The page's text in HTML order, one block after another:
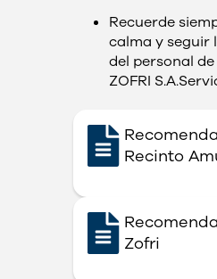
Recuerde
calma y seguir
del personal
ZOFRI
Recinto
Zofri